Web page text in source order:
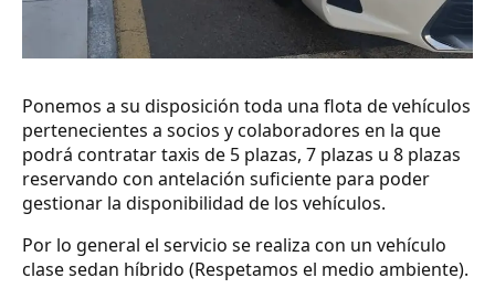
Ponemos a su disposición toda una flota de vehículos
pertenecientes a socios y colaboradores en la que
podrá contratar taxis de 5 plazas, 7 plazas u 8 plazas
reservando con antelación suficiente para poder
gestionar la disponibilidad de los vehículos.
Por lo general el servicio se realiza con un vehículo
clase sedan híbrido (Respetamos el medio ambiente).